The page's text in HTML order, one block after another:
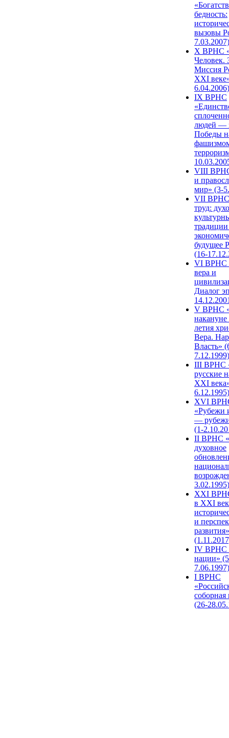
бедность:
вызовы
7.03.2007)
X ВРНС
Человек.
Миссия
XXI
6.04.2006)
IX ВРНС
людей —
Победы
VIII
и
мир» (3-
VII ВРНС
труд:
будущее
(16-
VI ВРНС
вера и
Диалог
V ВРНС
накануне
летия
Вера.
Власть»
7.12.1999)
III ВРНС
русские
XXI
6.12.1995)
XVI
«Рубежи
—
(1-
II ВРНС
духовное
3.02.1995)
XХI
в XXI
и
развития»
IV ВРНС
нации»
7.06.1997)
I ВРНС
(26-